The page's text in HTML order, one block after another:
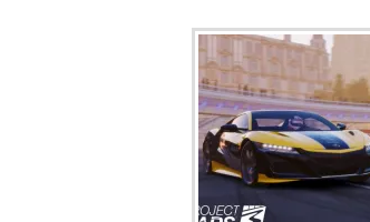
PROJECT CARS